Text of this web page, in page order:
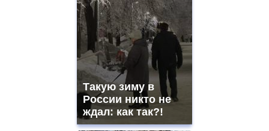
Такую зиму в
России никто не
ждал: как так?!